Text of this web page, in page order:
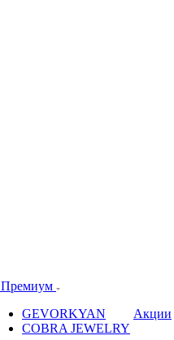
Премиум
GEVORKYAN
COBRA JEWELRY
Акции